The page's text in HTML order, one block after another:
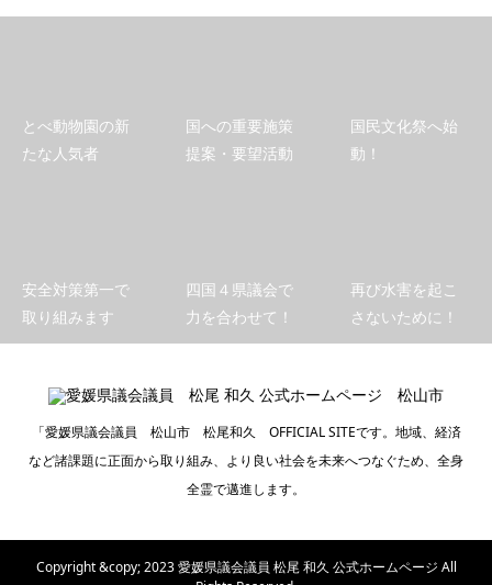
とべ動物園の新
たな人気者
国への重要施策
提案・要望活動
国民文化祭へ始
動！
安全対策第一で
取り組みます
四国４県議会で
力を合わせて！
再び水害を起こ
さないために！
「愛媛県議会議員 松山市 松尾和久 OFFICIAL SITEです。地域、経済
など諸課題に正面から取り組み、より良い社会を未来へつなぐため、全身
全霊で邁進します。
Copyright &copy; 2023 愛媛県議会議員 松尾 和久 公式ホームページ All